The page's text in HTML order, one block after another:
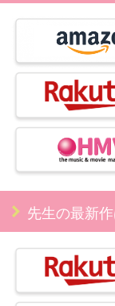
先生の最新